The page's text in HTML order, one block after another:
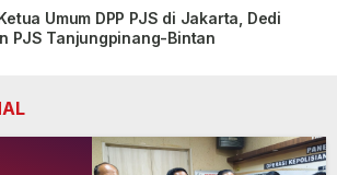
Umum DPP PJS di Jakarta, Dedi
PJS Tanjungpinang-Bintan